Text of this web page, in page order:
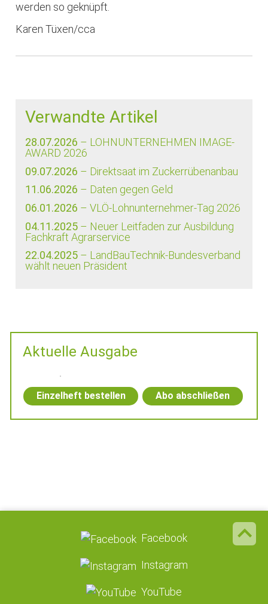
werden so geknüpft.
Karen Tüxen/cca
Verwandte Artikel
28.07.2026 – LOHNUNTERNEHMEN IMAGE-
AWARD 2026
09.07.2026 – Direktsaat im Zuckerrübenanbau
11.06.2026 – Daten gegen Geld
06.01.2026 – VLÖ-Lohnunternehmer-Tag 2026
04.11.2025 – Neuer Leitfaden zur Ausbildung
Fachkraft Agrarservice
22.04.2025 – LandBauTechnik-Bundesverband
wählt neuen Präsident
Aktuelle Ausgabe
Einzelheft bestellen Abo abschließen
Facebook
Instagram
YouTube